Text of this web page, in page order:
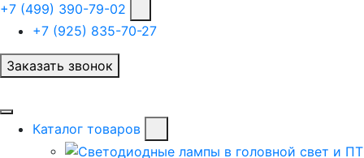
+7 (499) 390-79-02
+7 (925) 835-70-27
Заказать звонок
Каталог товаров